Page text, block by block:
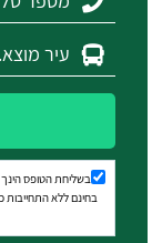
בשליחת הטופס
בחינם ללא